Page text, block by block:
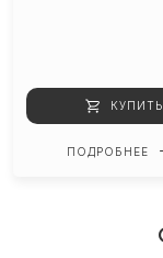
КУПИТЬ
ПОДРОБНЕЕ